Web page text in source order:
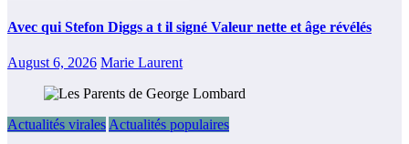
Avec qui Stefon Diggs a t il signé Valeur nette et âge révélés
August 6, 2026 Marie Laurent
Actualités virales Actualités populaires